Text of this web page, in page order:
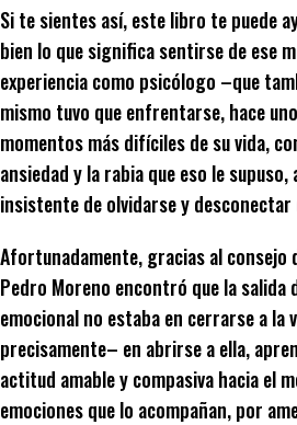
Si te sientes así, este libro te puede
bien lo que significa sentirse de ese
experiencia como psicólogo –que
mismo tuvo que enfrentarse, hace
momentos más difíciles de su vida,
ansiedad y la rabia que eso le supuso,
insistente de olvidarse y
Afortunadamente, gracias al consejo
Pedro Moreno encontró que la salida
emocional no estaba en cerrarse a la
precisamente– en abrirse a ella,
actitud amable y compasiva hacia el
emociones que lo acompañan, por